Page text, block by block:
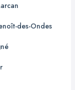
des-Ondes